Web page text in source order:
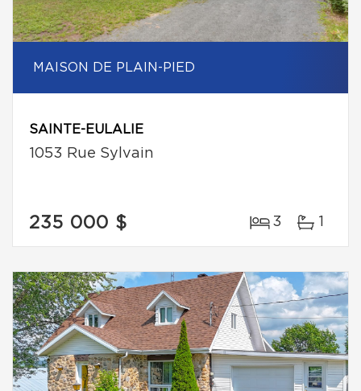
MAISON DE PLAIN-PIED
SAINTE-EULALIE
1053 Rue Sylvain
235 000 $ 3 1